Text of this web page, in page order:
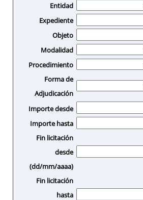
Entidad
Expediente
Objeto
Modalidad
Procedimiento
Forma de
Adjudicación
Importe desde
Importe hasta
Fin licitación
desde
(dd/mm/aaaa)
Fin licitación
hasta